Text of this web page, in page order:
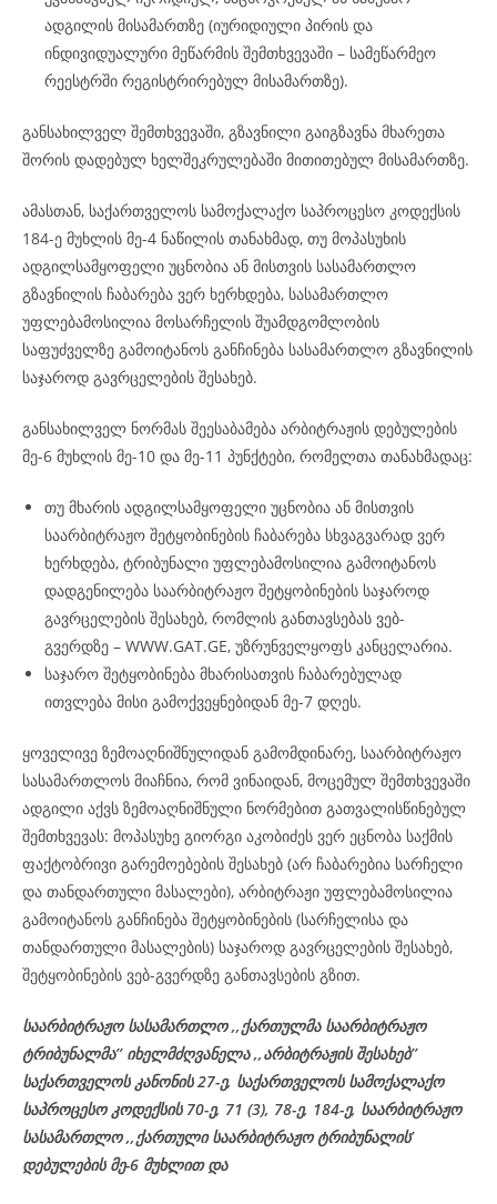
ადგილის მისამართზე (იურიდიული პირის და
ინდივიდუალური მეწარმის შემთხვევაში – სამეწარმეო
რეესტრში რეგისტრირებულ მისამართზე).
განსახილველ შემთხვევაში, გზავნილი გაიგზავნა მხარეთა
შორის დადებულ ხელშეკრულებაში მითითებულ მისამართზე.
ამასთან, საქართველოს სამოქალაქო საპროცესო კოდექსის
184-ე მუხლის მე-4 ნაწილის თანახმად, თუ მოპასუხის
ადგილსამყოფელი უცნობია ან მისთვის სასამართლო
გზავნილის ჩაბარება ვერ ხერხდება, სასამართლო
უფლებამოსილია მოსარჩელის შუამდგომლობის
საფუძველზე გამოიტანოს განჩინება სასამართლო გზავნილის
საჯაროდ გავრცელების შესახებ.
განსახილველ ნორმას შეესაბამება არბიტრაჟის დებულების
მე-6 მუხლის მე-10 და მე-11 პუნქტები, რომელთა თანახმადაც:
თუ მხარის ადგილსამყოფელი უცნობია ან მისთვის
საარბიტრაჟო შეტყობინების ჩაბარება სხვაგვარად ვერ
ხერხდება, ტრიბუნალი უფლებამოსილია გამოიტანოს
დადგენილება საარბიტრაჟო შეტყობინების საჯაროდ
გავრცელების შესახებ, რომლის განთავსებას ვებ-
გვერდზე – WWW.GAT.GE, უზრუნველყოფს კანცელარია.
საჯარო შეტყობინება მხარისათვის ჩაბარებულად
ითვლება მისი გამოქვეყნებიდან მე-7 დღეს.
ყოველივე ზემოაღნიშნულიდან გამომდინარე, საარბიტრაჟო
სასამართლოს მიაჩნია, რომ ვინაიდან, მოცემულ შემთხვევაში
ადგილი აქვს ზემოაღნიშნული ნორმებით გათვალისწინებულ
შემთხვევას: მოპასუხე გიორგი აკობიძეს ვერ ეცნობა საქმის
ფაქტობრივი გარემოებების შესახებ (არ ჩაბარებია სარჩელი
და თანდართული მასალები), არბიტრაჟი უფლებამოსილია
გამოიტანოს განჩინება შეტყობინების (სარჩელისა და
თანდართული მასალების) საჯაროდ გავრცელების შესახებ,
შეტყობინების ვებ-გვერდზე განთავსების გზით.
საარბიტრაჟო სასამართლო ,,ქართულმა საარბიტრაჟო
ტრიბუნალმა’’ იხელმძღვანელა,,არბიტრაჟის შესახებ’’
საქართველოს კანონის 27-ე, საქართველოს სამოქალაქო
საპროცესო კოდექსის 70-ე, 71 (3), 78-ე, 184-ე, საარბიტრაჟო
სასამართლო ,,ქართული საარბიტრაჟო ტრიბუნალის’
დებულების მე-6 მუხლით და